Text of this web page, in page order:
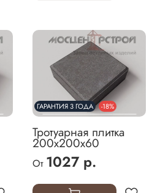
ГАРАНТИЯ 3 ГОДА -18%
Тротуарная плитка
200х200х60
От 1027 р.